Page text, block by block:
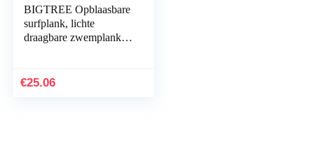
BIGTREE Opblaasbare
surfplank, lichte
draagbare zwemplank
zwemmen, leren
€25.06